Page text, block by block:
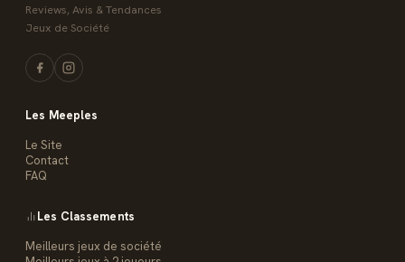
Reviews, Avis & Tendances
Jeux de Société
Les Meeples
Le Site
Contact
FAQ
Les Classements
Meilleurs jeux de société